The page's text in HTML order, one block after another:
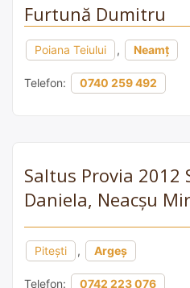
Furtună Dumitru
Poiana Teiului , Neamț
Telefon: 0740 259 492
Saltus Provia 2012
Daniela, Neacșu
Pitești , Argeș
Telefon: 0742 223 076